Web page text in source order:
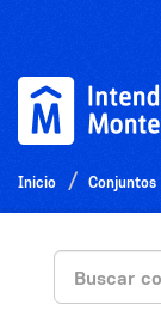
Inicio